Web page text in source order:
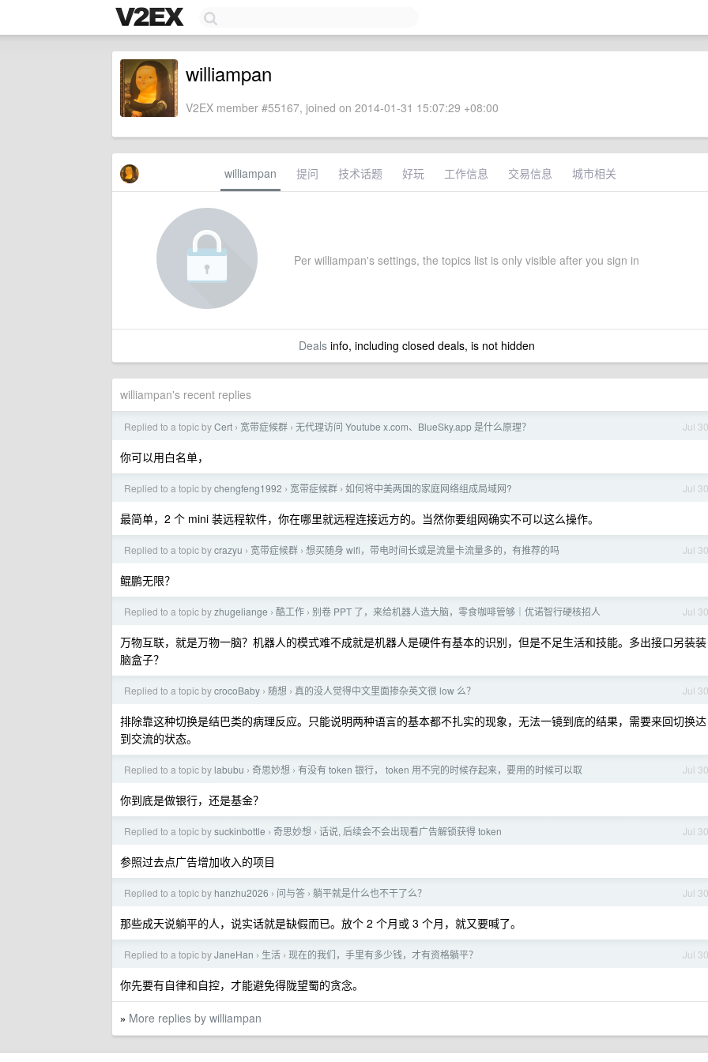
williampan
V2EX member #55167, joined on 2014-01-31 15:07:29 +08:00
williampan 提问 技术话题 好玩 工作信息 交易信息 城市相关
Per williampan's settings, the topics list is only visible after you sign in
Dealsinfo, including closed deals, is not hidden
williampan's recent replies
Jul 30
Replied to a topic byCert › 宽带症候群 › 无代理访问 Youtube x.com、BlueSky.app 是什么原理？
你可以用白名单，
Jul 30
Replied to a topic bychengfeng1992 › 宽带症候群 › 如何将中美两国的家庭网络组成局域网?
最简单，2 个 mini 装远程软件，你在哪里就远程连接远方的。当然你要组网确实不可以这么操作。
Jul 30
Replied to a topic bycrazyu › 宽带症候群 › 想买随身 wifi，带电时间长或是流量卡流量多的，有推荐的吗
鲲鹏无限？
Jul 30
Replied to a topic byzhugeliange › 酷工作 › 别卷 PPT 了，来给机器人造大脑，零食咖啡管够｜优诺智行硬核招人
万物互联，就是万物一脑？机器人的模式难不成就是机器人是硬件有基本的识别，但是不足生活和技能。多出接口另装装
脑盒子？
Jul 30
Replied to a topic bycrocoBaby › 随想 › 真的没人觉得中文里面掺杂英文很 low 么？
排除靠这种切换是结巴类的病理反应。只能说明两种语言的基本都不扎实的现象，无法一镜到底的结果，需要来回切换达
到交流的状态。
Jul 30
Replied to a topic by labubu › 奇思妙想 › 有没有 token 银行， token 用不完的时候存起来，要用的时候可以取
你到底是做银行，还是基金？
Jul 30
Replied to a topic bysuckinbottle › 奇思妙想 › 话说, 后续会不会出现看广告解锁获得 token
参照过去点广告增加收入的项目
Jul 30
Replied to a topic by hanzhu2026 › 问与答 › 躺平就是什么也不干了么？
那些成天说躺平的人，说实话就是缺假而已。放个 2 个月或 3 个月，就又要喊了。
Jul 30
Replied to a topic byJaneHan › 生活 › 现在的我们，手里有多少钱，才有资格躺平？
你先要有自律和自控，才能避免得陇望蜀的贪念。
» More replies by williampan